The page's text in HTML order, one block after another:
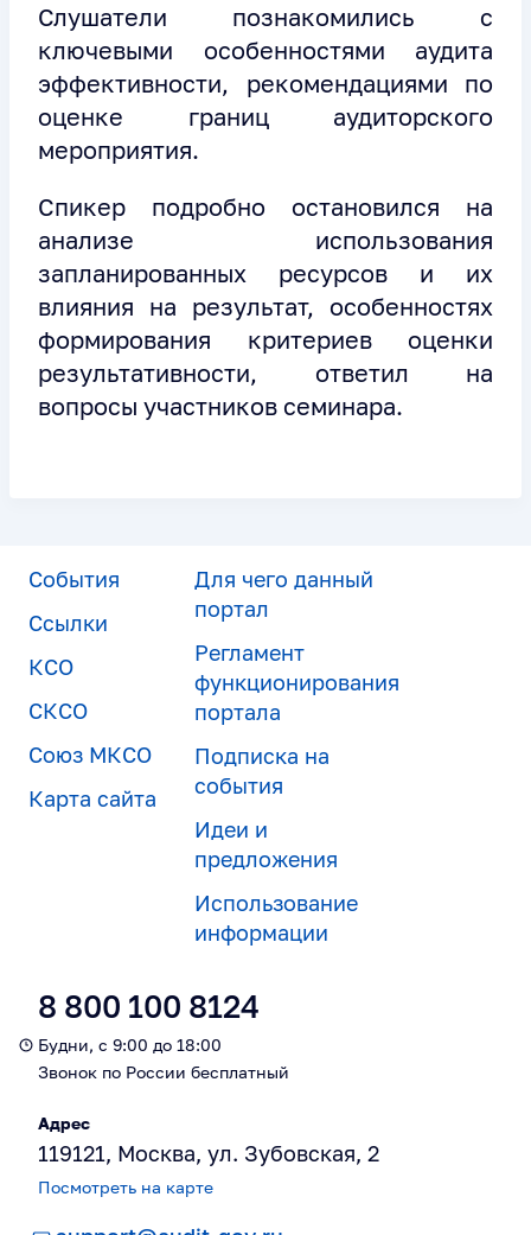
Слушатели познакомились с
ключевыми особенностями аудита
эффективности, рекомендациями по
оценке границ аудиторского
мероприятия.
Спикер подробно остановился на
анализе использования
запланированных ресурсов и их
влияния на результат, особенностях
формирования критериев оценки
результативности, ответил на
вопросы участников семинара.
События
Ссылки
КСО
СКСО
Союз МКСО
Карта сайта
Для чего данный
портал
Регламент
функционирования
портала
Подписка на
события
Идеи и
предложения
Использование
информации
8 800 100 8124
Будни, с 9:00 до 18:00
Звонок по России бесплатный
Адрес
119121, Москва, ул. Зубовская, 2
Посмотреть на карте